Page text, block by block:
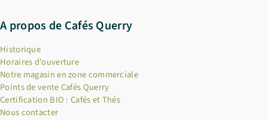
A propos de Cafés Querry
Historique
Horaires d’ouverture
Notre magasin en zone commerciale
Points de vente Cafés Querry
Certification BIO : Cafés et Thés
Nous contacter